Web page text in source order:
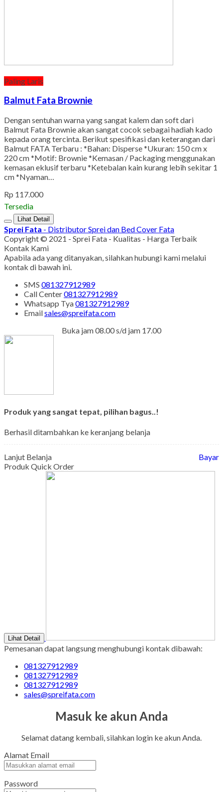
Paling Laris
Balmut Fata Brownie
Dengan sentuhan warna yang sangat kalem dan soft dari
Balmut Fata Brownie akan sangat cocok sebagai hadiah kado
kepada orang tercinta. Berikut spesifikasi dan keterangan dari
Balmut FATA Terbaru : *Bahan: Disperse *Ukuran: 150 cm x
220 cm *Motif: Brownie *Kemasan / Packaging menggunakan
kemasan eklusif terbaru *Ketebalan kain kurang lebih sekitar 1
cm *Nyaman…
Rp 117.000
Tersedia
Lihat Detail
Sprei Fata - Distributor Sprei dan Bed Cover Fata
Copyright © 2021 - Sprei Fata - Kualitas - Harga Terbaik
Kontak Kami
Apabila ada yang ditanyakan, silahkan hubungi kami melalui
kontak di bawah ini.
SMS 081327912989
Call Center081327912989
Whatsapp Tya081327912989
Emailsales@spreifata.com
Buka jam 08.00 s/d jam 17.00
Produk yang sangat tepat, pilihan bagus..!
Berhasil ditambahkan ke keranjang belanja
Lanjut Belanja
Bayar
Produk Quick Order
Lihat Detail
Pemesanan dapat langsung menghubungi kontak dibawah:
081327912989
081327912989
081327912989
sales@spreifata.com
Masuk ke akun Anda
Selamat datang kembali, silahkan login ke akun Anda.
Alamat Email
Password